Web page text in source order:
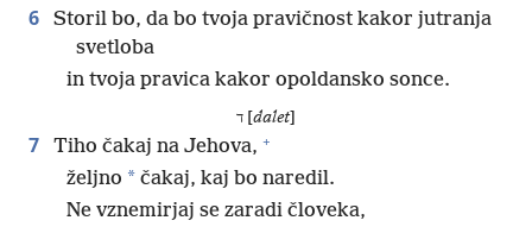
6
Storil bo, da bo tvoja pravičnost kakor jutranja
svetloba
in tvoja pravica kakor opoldansko sonce.
dalet]
7 Tiho čakaj na Jehova, +
željno * čakaj, kaj bo naredil.
Ne vznemirjaj se zaradi človeka,